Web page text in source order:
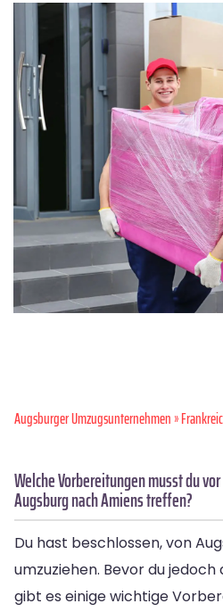
Augsburger Umzugsunternehmen»
Welche Vorbereitungen musst du
Augsburg nach Amiens treffen?
Du hast beschlossen, von
umzuziehen. Bevor du
gibt es einige wichtige